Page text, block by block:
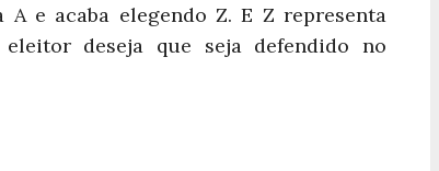
e acaba elegendo Z. E Z representa
deseja que seja defendido no